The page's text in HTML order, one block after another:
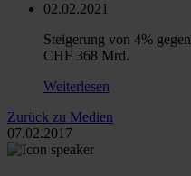
02.02.2021
Steigerung von 4%
CHF 368 Mrd.
Weiterlesen
Zurück zu Medien
07.02.2017